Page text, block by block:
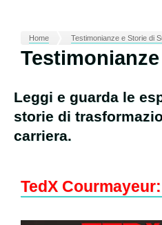
Home Testimonianze e Storie di
Leggi e guarda le
storie di
carriera.
TedX